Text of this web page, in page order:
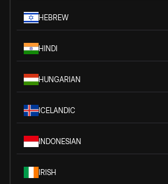
HEBREW
HINDI
HUNGARIAN
ICELANDIC
INDONESIAN
IRISH